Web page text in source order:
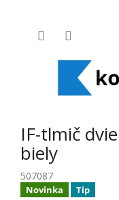
IF-tlmič
biely
507087
Novinka Tip